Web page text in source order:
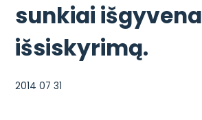
sunkiai išgyvena
išsiskyrimą.
2014 07 31